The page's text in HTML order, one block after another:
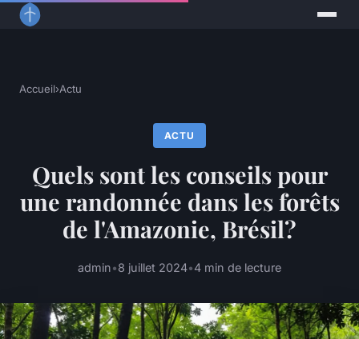
Accueil›Actu
ACTU
Quels sont les conseils pour
une randonnée dans les forêts
de l'Amazonie, Brésil?
admin•8 juillet 2024•4 min de lecture